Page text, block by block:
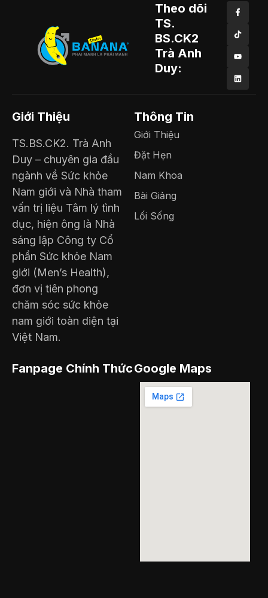
Theo dõi
TS.
BS.CK2
Trà Anh
Duy:
Giới Thiệu
TS.BS.CK2. Trà Anh
Duy – chuyên gia đầu
ngành về Sức khỏe
Nam giới và Nhà tham
vấn trị liệu Tâm lý tình
dục, hiện ông là Nhà
sáng lập Công ty Cổ
phần Sức khỏe Nam
giới (Men’s Health),
đơn vị tiên phong
chăm sóc sức khỏe
nam giới toàn diện tại
Việt Nam.
Thông Tin
Giới Thiệu
Đặt Hẹn
Nam Khoa
Bài Giảng
Lối Sống
Fanpage Chính ThứcGoogle Maps